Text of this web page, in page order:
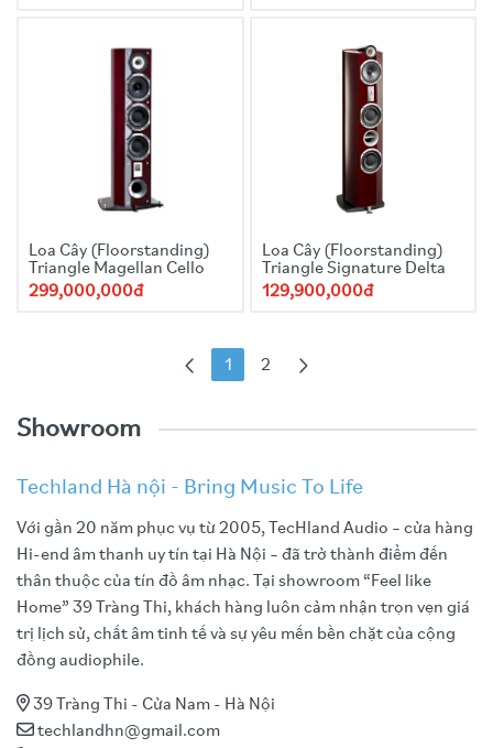
Loa Cây (Floorstanding)
Triangle Magellan Cello
299,000,000đ
Loa Cây (Floorstanding)
Triangle Signature Delta
129,900,000đ
1 2
Showroom
Techland Hà nội - Bring Music To Life
Với gần 20 năm phục vụ từ 2005, TecHland Audio – cửa hàng
Hi-end âm thanh uy tín tại Hà Nội – đã trở thành điểm đến
thân thuộc của tín đồ âm nhạc. Tại showroom “Feel like
Home” 39 Tràng Thi, khách hàng luôn cảm nhận trọn vẹn giá
trị lịch sử, chất âm tinh tế và sự yêu mến bền chặt của cộng
đồng audiophile.
39 Tràng Thi - Cửa Nam - Hà Nội
techlandhn@gmail.com